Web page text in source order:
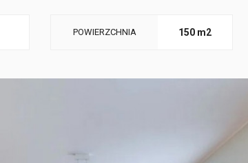
POWIERZCHNIA 150 m2